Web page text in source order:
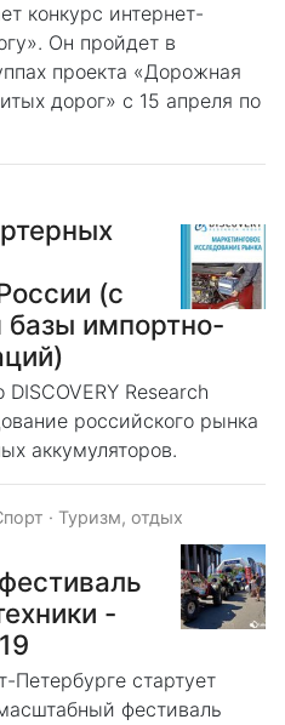
конкурс интернет-
Он пройдет в
проекта «Дорожная
дорог» с 15 апреля по
(с
базы импортно-
Research
российского рынка
аккумуляторов.
· Туризм, отдых
-
Петербурге стартует
фестиваль